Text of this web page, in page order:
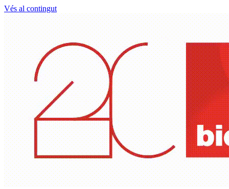
Vés al contingut